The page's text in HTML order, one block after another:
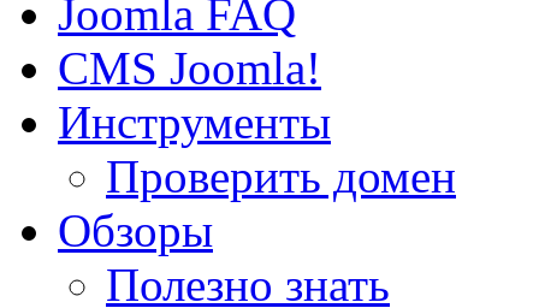
Joomla FAQ
CMS Joomla!
Инструменты
Проверить домен
Обзоры
Полезно знать